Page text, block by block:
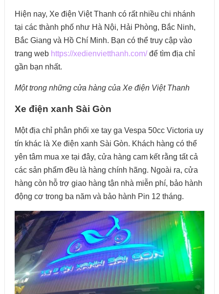
Hiện nay, Xe điện Việt Thanh có rất nhiều chi nhánh
tại các thành phố như Hà Nội, Hải Phòng, Bắc Ninh,
Bắc Giang và Hồ Chí Minh. Bạn có thể truy cập vào
trang web https://xedienvietthanh.com/để tìm địa chỉ
gần bạn nhất.
Một trong những cửa hàng của Xe điện Việt Thanh
Xe điện xanh Sài Gòn
Một địa chỉ phân phối xe tay ga Vespa 50cc Victoria uy
tín khác là Xe điện xanh Sài Gòn. Khách hàng có thể
yên tâm mua xe tại đây, cửa hàng cam kết rằng tất cả
các sản phẩm đều là hàng chính hãng. Ngoài ra, cửa
hàng còn hỗ trợ giao hàng tận nhà miễn phí, bảo hành
động cơ trong ba năm và bảo hành Pin 12 tháng.